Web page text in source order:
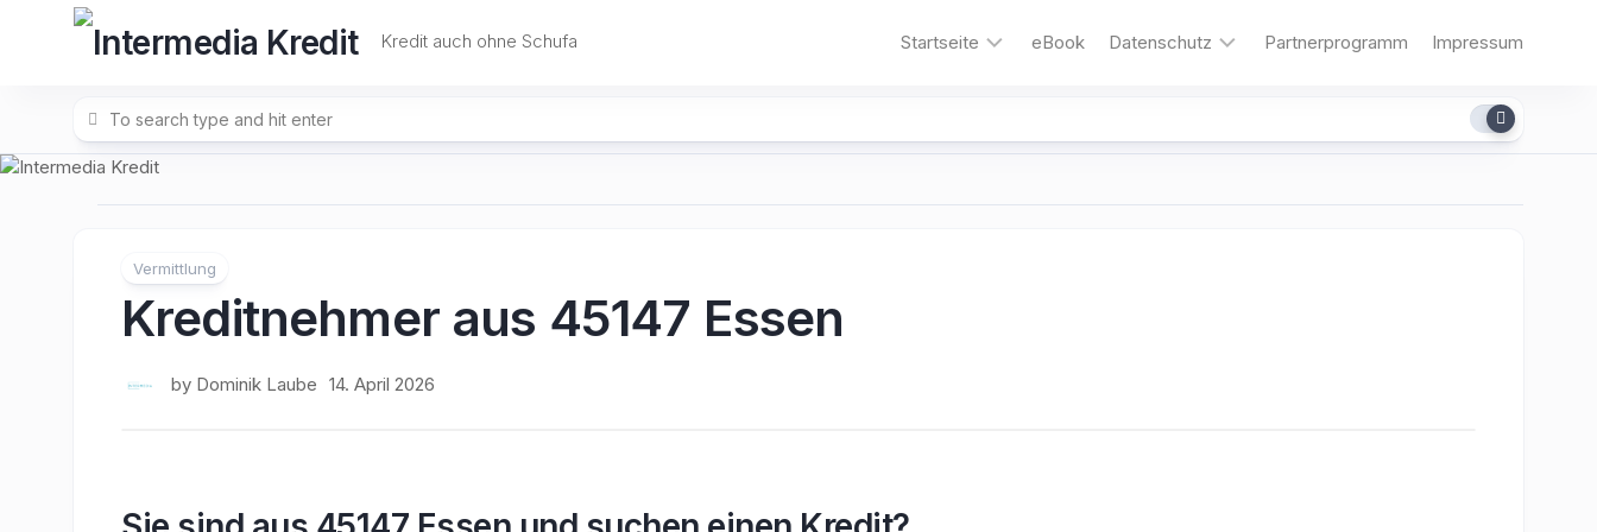
Kredit auch ohne Schufa Startseite
Motorrad-
eBook Datenschutz Partnerprogramm Impressum
Vermittlung
Kreditnehmer aus 45147 Essen
by Dominik Laube 14. April 2026